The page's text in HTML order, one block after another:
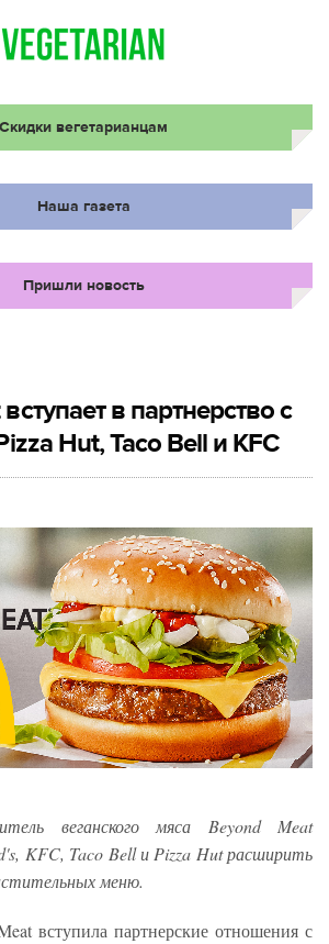
Скидки вегетарианцам
Наша газета
Пришли новость
в партнерство с
Hut, Taco Bell и KFC
веганского мяса Beyond Meat
KFC, Taco Bell и Pizza Hut расширить
меню.
вступила партнерские отношения с